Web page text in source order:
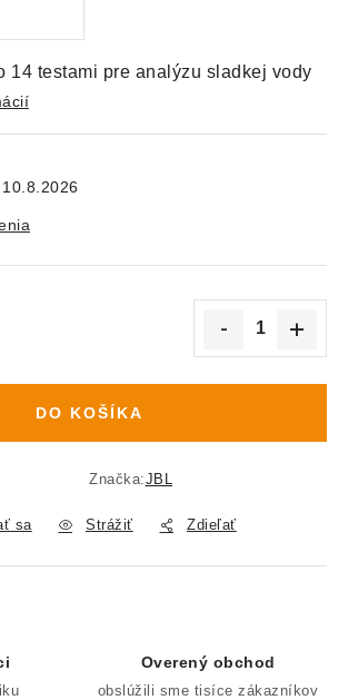
14 testami pre analýzu sladkej vody
10.8.2026
DO KOŠÍKA
Značka:JBL
sa Strážiť Zdieľať
Overený obchod
obslúžili sme tisíce zákazníkov